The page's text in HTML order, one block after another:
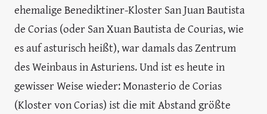
ehemalige Benediktiner-Kloster San Juan Bautista
de Corias (oder San Xuan Bautista de Courias, wie
es auf asturisch heißt), war damals das Zentrum
des Weinbaus in Asturiens. Und ist es heute in
gewisser Weise wieder: Monasterio de Corias
(Kloster von Corias) ist die mit Abstand größte